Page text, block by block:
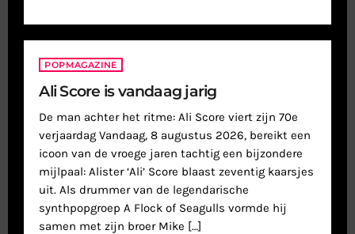
POPMAGAZINE
Ali Score is vandaag jarig
De man achter het ritme: Ali Score viert zijn 70e
verjaardag Vandaag, 8 augustus 2026, bereikt een
icoon van de vroege jaren tachtig een bijzondere
mijlpaal: Alister ‘Ali’ Score blaast zeventig kaarsjes
uit. Als drummer van de legendarische
synthpopgroep A Flock of Seagulls vormde hij
samen met zijn broer Mike […]